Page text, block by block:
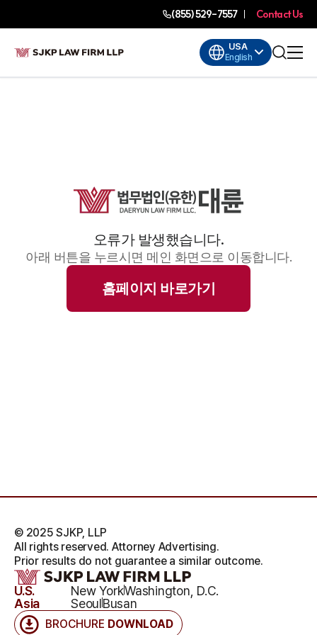
(855) 529-7557 Contact Us
USA
English
오류가 발생했습니다.
아래 버튼을 누르시면 메인 화면으로 이동합니다.
홈페이지 바로가기
BROCHURE DOWNLOAD
U.S. New YorkWashington, D.C.
Asia
SeoulBusan
© 2025 SJKP, LLP
All rights reserved. Attorney Advertising.
Prior results do not guarantee a similar outcome.